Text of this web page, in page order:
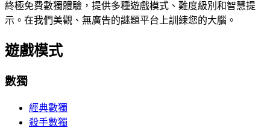
終極免費數獨體驗，提供多種遊戲模式、難度級別和智慧提
示。在我們美觀、無廣告的謎題平台上訓練您的大腦。
遊戲模式
數獨
經典數獨
殺手數獨